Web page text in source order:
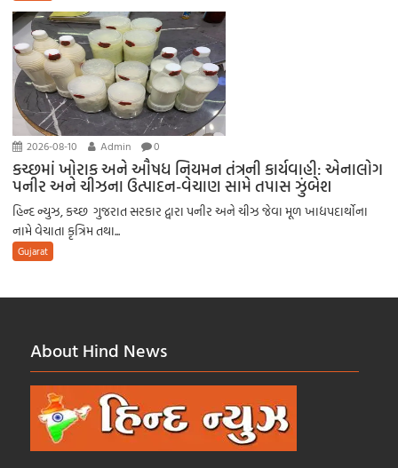
2026-08-10 Admin 0
કચ્છમાં ખોરાક અને ઔષધ નિયમન તંત્રની કાર્યવાહી: એનાલોગ
પનીર અને ચીઝના ઉત્પાદન-વેચાણ સામે તપાસ ઝુંબેશ
હિન્દ ન્યુઝ, કચ્છ ગુજરાત સરકાર દ્વારા પનીર અને ચીઝ જેવા મૂળ ખાદ્યપદાર્થોના
નામે વેચાતા કૃત્રિમ તથા...
Gujarat
About Hind News